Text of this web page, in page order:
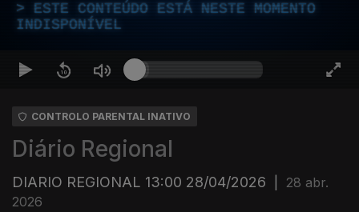
ESTE CONTEÚDO ESTÁ NESTE MOMENTO
INDISPONÍVEL
CONTROLO PARENTAL INATIVO
Diário Regional
DIARIO REGIONAL 13:00 28/04/2026
28 abr.
2026